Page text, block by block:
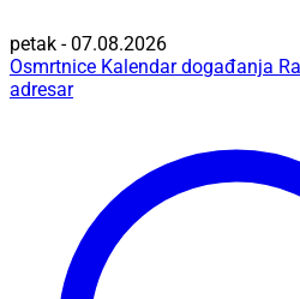
petak - 07.08.2026
Osmrtnice Kalendar događanja
adresar